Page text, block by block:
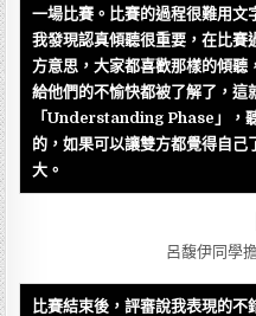
一場比賽。比賽的過程很難用文
我發現認真傾聽很重要，在比賽
方意思，大家都喜歡那樣的傾聽
給他們的不愉快都被了解了，這
「Understanding Phase」，
的，如果可以讓雙方都覺得自
大。
呂馥伊同學
比賽結束後，評審說我表現的